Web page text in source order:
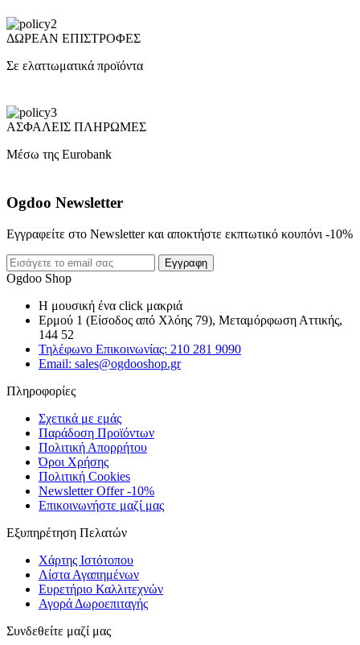
ΔΩΡΕΑΝ ΕΠΙΣΤΡΟΦΕΣ
Σε ελαττωματικά προϊόντα
ΑΣΦΑΛΕΙΣ ΠΛΗΡΩΜΕΣ
Μέσω της Eurobank
Ogdoo Newsletter
Εγγραφείτε στο Newsletter και αποκτήστε εκπτωτικό κουπόνι -10%
Εγγραφη
Ogdoo Shop
Η μουσική ένα click μακριά
Ερμού 1 (Είσοδος από Χλόης 79), Μεταμόρφωση Αττικής,
144 52
Τηλέφωνο Επικοινωνίας: 210 281 9090
Email: sales@ogdooshop.gr
Πληροφορίες
Σχετικά με εμάς
Παράδοση Προϊόντων
Πολιτική Απορρήτου
Όροι Χρήσης
Πολιτική Cookies
Newsletter Offer -10%
Επικοινωνήστε μαζί μας
Εξυπηρέτηση Πελατών
Χάρτης Ιστότοπου
Λίστα Αγαπημένων
Ευρετήριο Καλλιτεχνών
Αγορά Δωροεπιταγής
Συνδεθείτε μαζί μας